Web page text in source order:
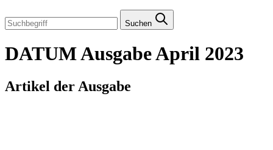
Suchen
DATUM Ausgabe April 2023
Artikel der Ausgabe